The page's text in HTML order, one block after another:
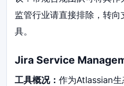
监管行业请直接排除，转
具。
Jira Service
工具概况：作为Atlassian